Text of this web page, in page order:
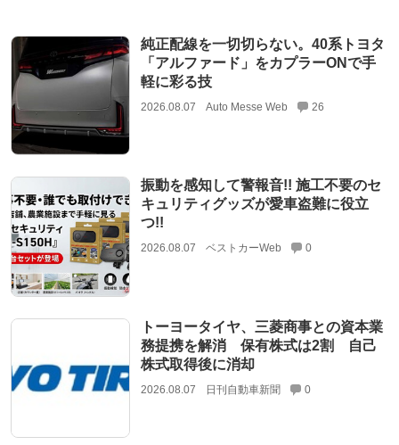
純正配線を一切切らない。40系トヨタ
「アルファード」をカプラーONで手
軽に彩る技
2026.08.07 Auto Messe Web 26
振動を感知して警報音!! 施工不要のセ
キュリティグッズが愛車盗難に役立
つ!!
2026.08.07 ベストカーWeb 0
トーヨータイヤ、三菱商事との資本業
務提携を解消 保有株式は2割 自己
株式取得後に消却
2026.08.07 日刊自動車新聞 0